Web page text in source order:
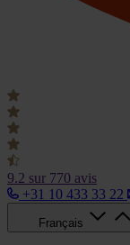
9.2 sur 770 avis
+31 10 433 33 22
Français